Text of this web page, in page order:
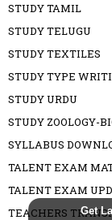
Get
STUDY TAMIL
STUDY TELUGU
STUDY TEXTILES
STUDY TYPE
STUDY URDU
STUDY ZOOLOGY-
SYLLABUS
TALENT EXAM
TALENT EXAM
TEACHERS